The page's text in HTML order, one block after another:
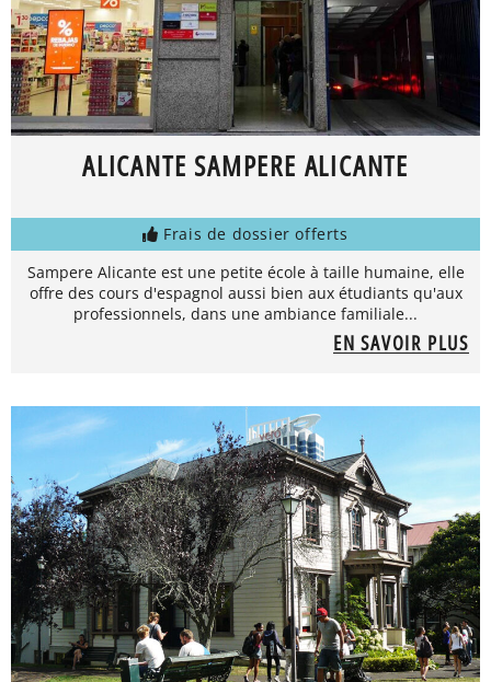
ALICANTE SAMPERE ALICANTE
Frais de dossier offerts
Sampere Alicante est une petite école à taille humaine, elle
offre des cours d'espagnol aussi bien aux étudiants qu'aux
professionnels, dans une ambiance familiale...
EN SAVOIR PLUS